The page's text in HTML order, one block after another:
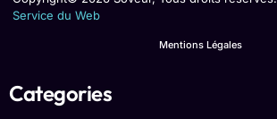
Service du Web
Mentions Légales
Categories